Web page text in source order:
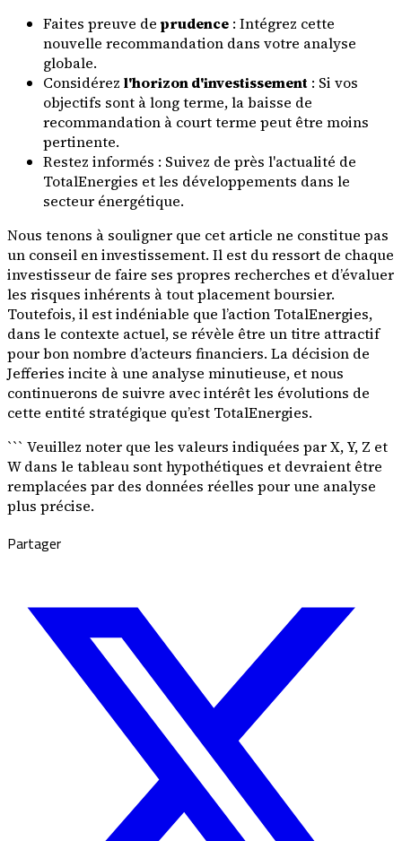
Faites preuve de prudence : Intégrez cette
nouvelle recommandation dans votre analyse
globale.
Considérez l'horizon d'investissement : Si vos
objectifs sont à long terme, la baisse de
recommandation à court terme peut être moins
pertinente.
Restez informés : Suivez de près l'actualité de
TotalEnergies et les développements dans le
secteur énergétique.
Nous tenons à souligner que cet article ne constitue pas
un conseil en investissement. Il est du ressort de chaque
investisseur de faire ses propres recherches et d’évaluer
les risques inhérents à tout placement boursier.
Toutefois, il est indéniable que l’action TotalEnergies,
dans le contexte actuel, se révèle être un titre attractif
pour bon nombre d’acteurs financiers. La décision de
Jefferies incite à une analyse minutieuse, et nous
continuerons de suivre avec intérêt les évolutions de
cette entité stratégique qu’est TotalEnergies.
``` Veuillez noter que les valeurs indiquées par X, Y, Z et
W dans le tableau sont hypothétiques et devraient être
remplacées par des données réelles pour une analyse
plus précise.
Partager